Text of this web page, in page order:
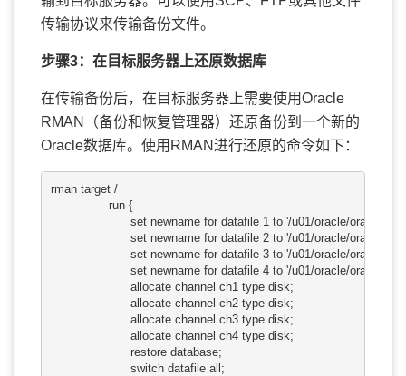
传输协议来传输备份文件。
步骤3：在目标服务器上还原数据库
在传输备份后，在目标服务器上需要使用Oracle
RMAN（备份和恢复管理器）还原备份到一个新的
Oracle数据库。使用RMAN进行还原的命令如下：
rman target /
                run {
set newname for datafile 1 to '/u01/oracle/
set newname for datafile 2 to '/u01/oracle/
set newname for datafile 3 to '/u01/oracle/
set newname for datafile 4 to '/u01/oracle/
                      allocate channel ch1 type disk;
                      allocate channel ch2 type disk;
                      allocate channel ch3 type disk;
                      allocate channel ch4 type disk;
                      restore database;
                      switch datafile all;